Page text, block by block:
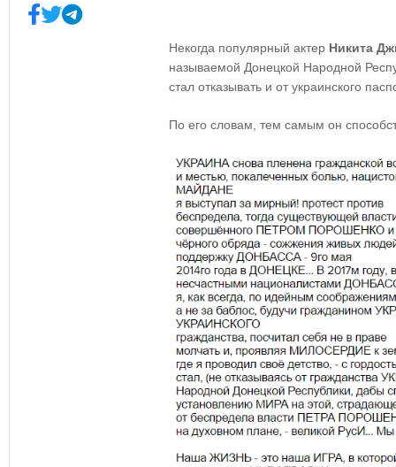
Некогда популярный актер Никита
называемой Донецкой Народной
стал отказывать и от украинского
По его словам, тем самым он